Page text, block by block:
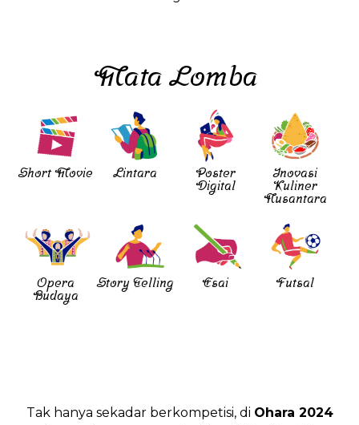
Mata Lomba
Short Movie Lintara
Poster
Digital
Inovasi
Kuliner
Nusantara
Opera
Budaya
Story Telling Esai Futsal
Tak hanya sekadar berkompetisi, di Ohara 2024